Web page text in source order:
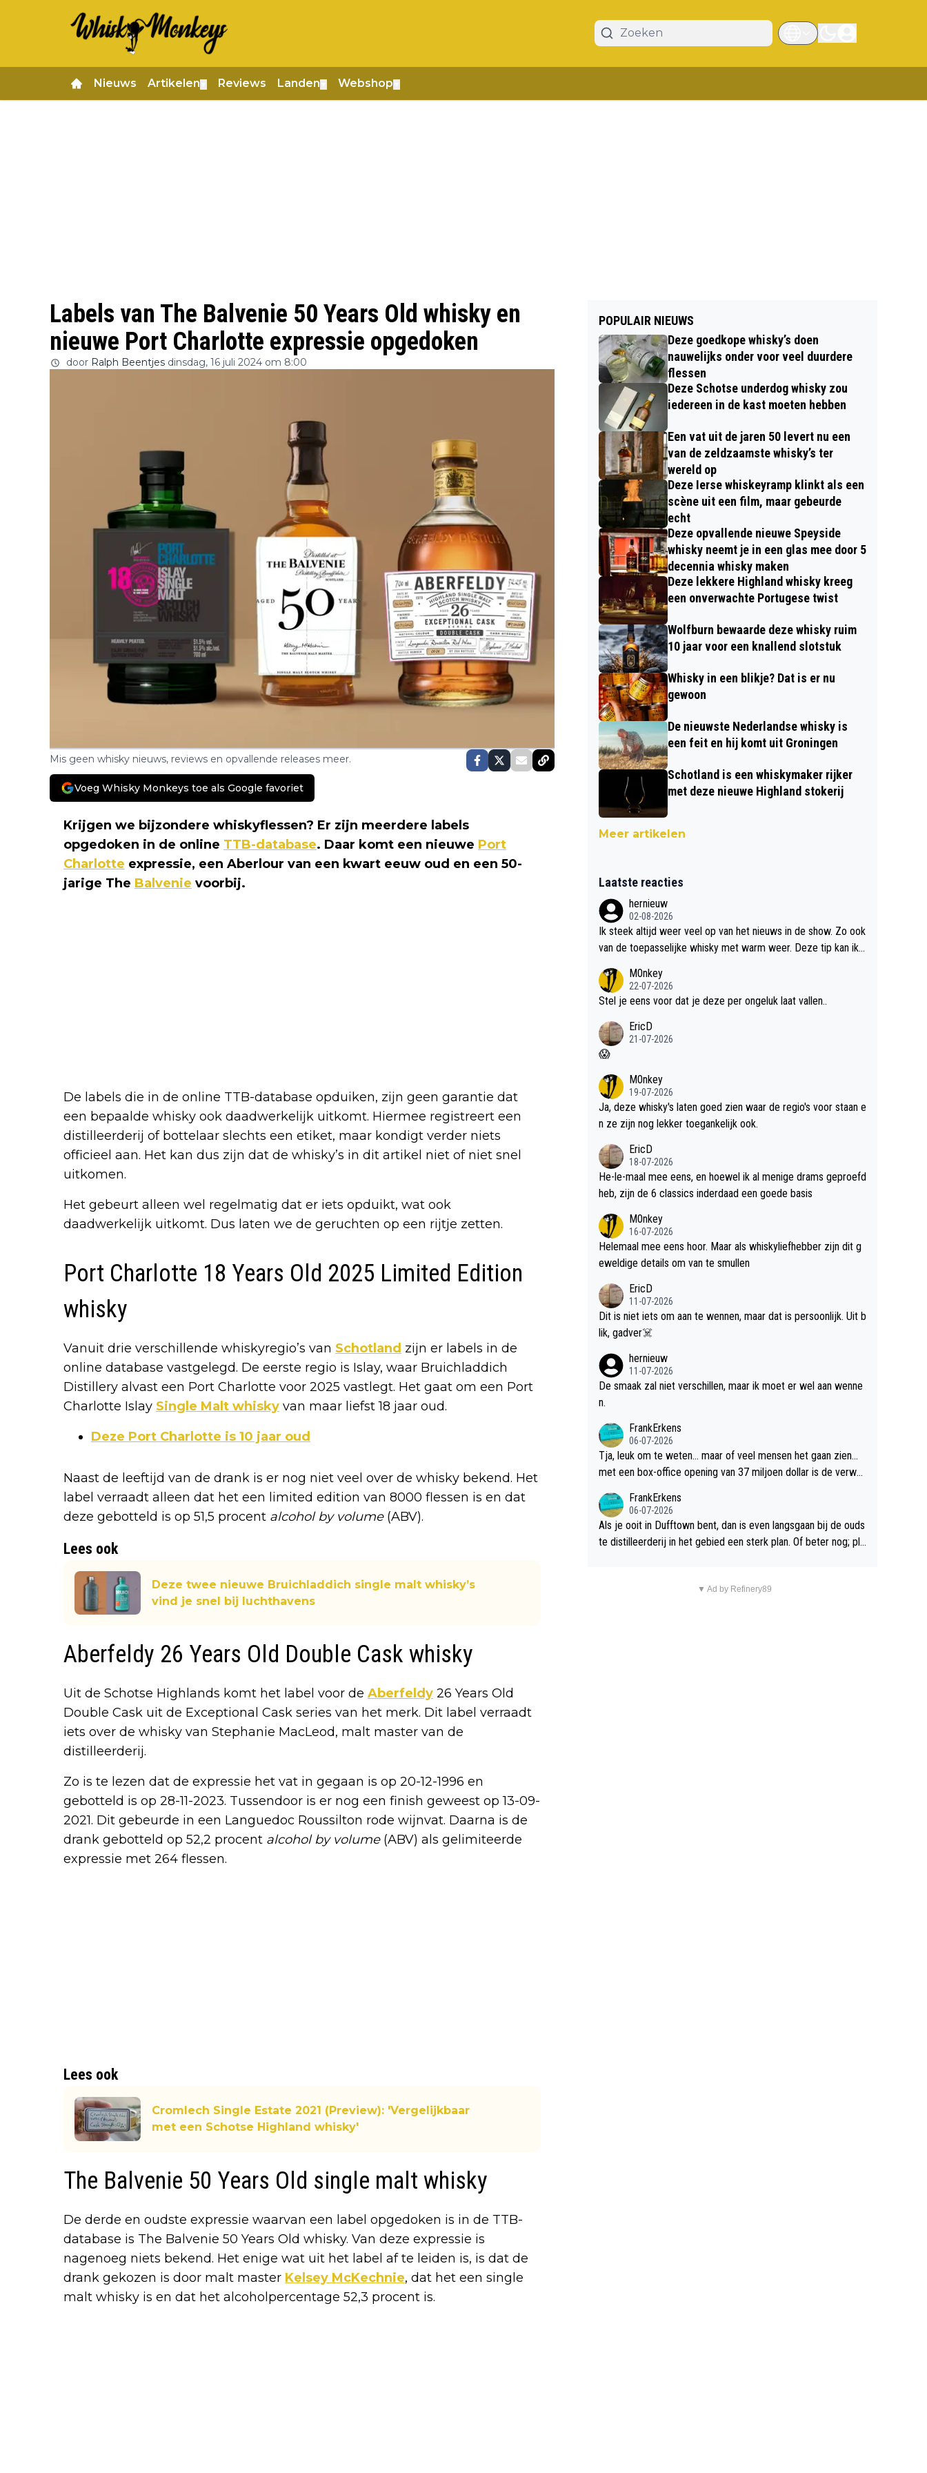
Nieuws Artikelen Reviews Landen Webshop
Labels van The Balvenie 50 Years Old whisky en
nieuwe Port Charlotte expressie opgedoken
door Ralph Beentjes dinsdag, 16 juli 2024 om 8:00
Mis geen whisky nieuws, reviews en opvallende releases meer.
Voeg Whisky Monkeys toe als Google favoriet
Krijgen we bijzondere whiskyflessen? Er zijn meerdere labels
opgedoken in de online TTB-database. Daar komt een nieuwe Port
Charlotte expressie, een Aberlour van een kwart eeuw oud en een 50-
jarige The Balvenie voorbij.
De labels die in de online TTB-database opduiken, zijn geen garantie dat
een bepaalde whisky ook daadwerkelijk uitkomt. Hiermee registreert een
distilleerderij of bottelaar slechts een etiket, maar kondigt verder niets
officieel aan. Het kan dus zijn dat de whisky’s in dit artikel niet of niet snel
uitkomen.
Het gebeurt alleen wel regelmatig dat er iets opduikt, wat ook
daadwerkelijk uitkomt. Dus laten we de geruchten op een rijtje zetten.
Port Charlotte 18 Years Old 2025 Limited Edition
whisky
Vanuit drie verschillende whiskyregio’s van Schotland zijn er labels in de
online database vastgelegd. De eerste regio is Islay, waar Bruichladdich
Distillery alvast een Port Charlotte voor 2025 vastlegt. Het gaat om een Port
Charlotte Islay Single Malt whisky van maar liefst 18 jaar oud.
Deze Port Charlotte is 10 jaar oud
Naast de leeftijd van de drank is er nog niet veel over de whisky bekend. Het
label verraadt alleen dat het een limited edition van 8000 flessen is en dat
deze gebotteld is op 51,5 procent alcohol by volume (ABV).
Lees ook
Deze twee nieuwe Bruichladdich single malt whisky’s
vind je snel bij luchthavens
Aberfeldy 26 Years Old Double Cask whisky
Uit de Schotse Highlands komt het label voor de Aberfeldy 26 Years Old
Double Cask uit de Exceptional Cask series van het merk. Dit label verraadt
iets over de whisky van Stephanie MacLeod, malt master van de
distilleerderij.
Zo is te lezen dat de expressie het vat in gegaan is op 20-12-1996 en
gebotteld is op 28-11-2023. Tussendoor is er nog een finish geweest op 13-09-
2021. Dit gebeurde in een Languedoc Roussilton rode wijnvat. Daarna is de
drank gebotteld op 52,2 procent alcohol by volume (ABV) als gelimiteerde
expressie met 264 flessen.
Lees ook
Cromlech Single Estate 2021 (Preview): 'Vergelijkbaar
met een Schotse Highland whisky'
The Balvenie 50 Years Old single malt whisky
De derde en oudste expressie waarvan een label opgedoken is in de TTB-
database is The Balvenie 50 Years Old whisky. Van deze expressie is
nagenoeg niets bekend. Het enige wat uit het label af te leiden is, is dat de
drank gekozen is door malt master Kelsey McKechnie, dat het een single
malt whisky is en dat het alcoholpercentage 52,3 procent is.
POPULAIR NIEUWS
Deze goedkope whisky’s doen
nauwelijks onder voor veel duurdere
flessen
Deze Schotse underdog whisky zou
iedereen in de kast moeten hebben
Een vat uit de jaren 50 levert nu een
van de zeldzaamste whisky’s ter
wereld op
Deze Ierse whiskeyramp klinkt als een
scène uit een film, maar gebeurde
echt
Deze opvallende nieuwe Speyside
whisky neemt je in een glas mee door 5
decennia whisky maken
Deze lekkere Highland whisky kreeg
een onverwachte Portugese twist
Wolfburn bewaarde deze whisky ruim
10 jaar voor een knallend slotstuk
Whisky in een blikje? Dat is er nu
gewoon
De nieuwste Nederlandse whisky is
een feit en hij komt uit Groningen
Schotland is een whiskymaker rijker
met deze nieuwe Highland stokerij
Meer artikelen
Laatste reacties
hernieuw
02-08-2026
Ik steek altijd weer veel op van het nieuws in de show. Zo ook
van de toepasselijke whisky met warm weer. Deze tip kan ik
M0nkey
22-07-2026
Stel je eens voor dat je deze per ongeluk laat vallen..
EricD
21-07-2026
😱
M0nkey
19-07-2026
Ja, deze whisky's laten goed zien waar de regio's voor staan e
n ze zijn nog lekker toegankelijk ook.
EricD
18-07-2026
He-le-maal mee eens, en hoewel ik al menige drams geproefd
heb, zijn de 6 classics inderdaad een goede basis
M0nkey
16-07-2026
Helemaal mee eens hoor. Maar als whiskyliefhebber zijn dit g
eweldige details om van te smullen
EricD
11-07-2026
Dit is niet iets om aan te wennen, maar dat is persoonlijk. Uit b
lik, gadver☠️
hernieuw
11-07-2026
De smaak zal niet verschillen, maar ik moet er wel aan wenne
n.
FrankErkens
06-07-2026
Tja, leuk om te weten... maar of veel mensen het gaan zien...
met een box-office opening van 37 miljoen dollar is de verwa
FrankErkens
06-07-2026
Als je ooit in Dufftown bent, dan is even langsgaan bij de ouds
te distilleerderij in het gebied een sterk plan. Of beter nog; pla
▼ Ad by Refinery89